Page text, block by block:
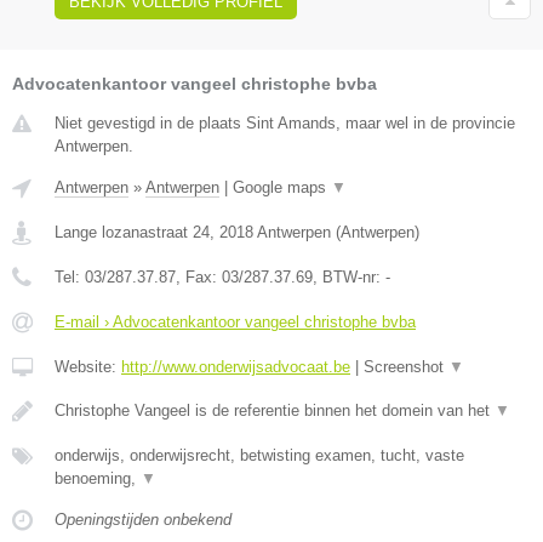
Advocatenkantoor vangeel christophe bvba
Niet gevestigd in de plaats Sint Amands, maar wel in de provincie
Antwerpen.
Antwerpen » Antwerpen Google maps ▼
Lange lozanastraat 24 2018 Antwerpen (Antwerpen)
Tel: 03/287.37.87 , Fax: 03/287.37.69 , BTW-nr: -
E-mail › Advocatenkantoor vangeel christophe bvba
Website: http://www.onderwijsadvocaat.be Screenshot ▼
Christophe Vangeel is de referentie binnen het domein van het ▼
onderwijs, onderwijsrecht, betwisting examen, tucht, vaste
benoeming,
▼
Openingstijden onbekend